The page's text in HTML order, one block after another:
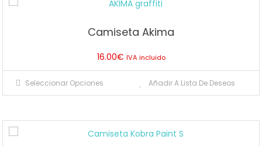
elegir
en
página
Camiseta Akima
16.00€ IVA incluido
Seleccionar Opciones
múltiples
Añadir A Lista De Deseos